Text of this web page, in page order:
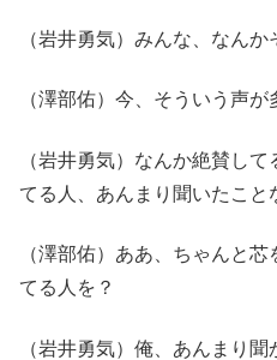
（岩井勇気）みんな、なんか
（澤部佑）今、そういう声が
（岩井勇気）なんか絶賛し
てる人、あんまり聞いたこと
（澤部佑）ああ、ちゃんと
てる人を？
（岩井勇気）俺、あんまり聞